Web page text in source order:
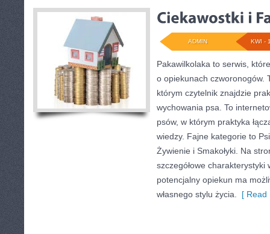
KWI -
ADMIN
Pakawilkolaka to serwis,
o opiekunach czworonogów.
którym czytelnik znajdzie
wychowania psa. To
psów, w którym praktyka
wiedzy. Fajne kategorie to
Żywienie i Smakołyki. Na
szczegółowe
potencjalny opiekun ma
własnego stylu życia.
[ Read